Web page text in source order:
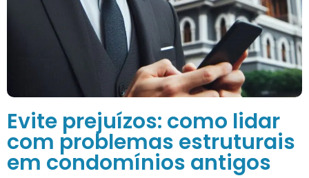
Evite prejuízos: como lidar
com problemas estruturais
em condomínios antigos